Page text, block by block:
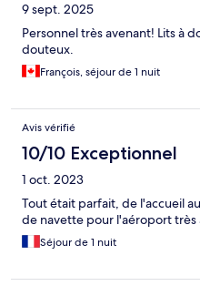
9 sept. 2025
Personnel très avenant! Lits à
douteux.
François, séjour de 1 nuit
Avis vérifié
10/10 Exceptionnel
1 oct. 2023
Tout était parfait, de l'accueil
de navette pour l'aéroport très
Séjour de 1 nuit